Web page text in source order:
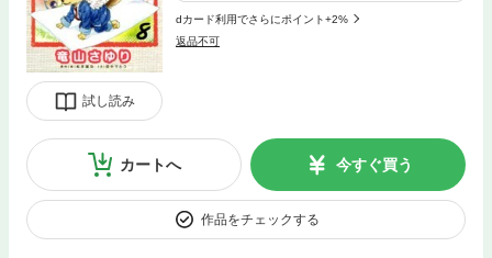
試し読み
dカード利用でさらにポイント+2%
返品不可
カートへ 今すぐ買う
作品をチェックする